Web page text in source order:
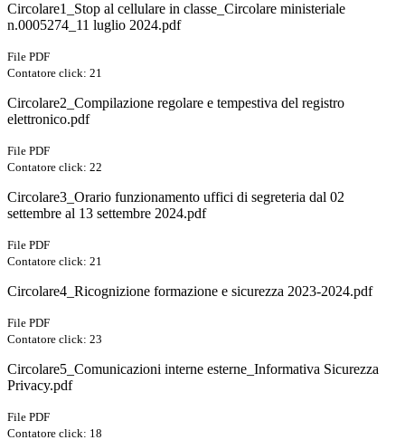
Circolare1_Stop al cellulare in classe_Circolare ministeriale
n.0005274_11 luglio 2024.pdf
File PDF
Contatore click: 21
Circolare2_Compilazione regolare e tempestiva del registro
elettronico.pdf
File PDF
Contatore click: 22
Circolare3_Orario funzionamento uffici di segreteria dal 02
settembre al 13 settembre 2024.pdf
File PDF
Contatore click: 21
Circolare4_Ricognizione formazione e sicurezza 2023-2024.pdf
File PDF
Contatore click: 23
Circolare5_Comunicazioni interne esterne_Informativa Sicurezza
Privacy.pdf
File PDF
Contatore click: 18